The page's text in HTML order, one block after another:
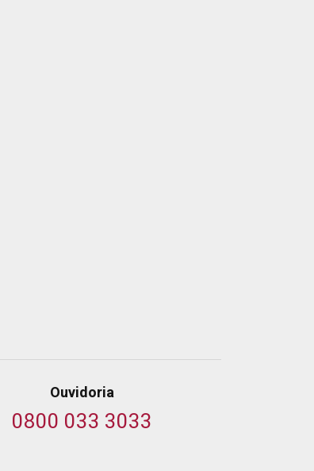
Ouvidoria
0800 033 3033